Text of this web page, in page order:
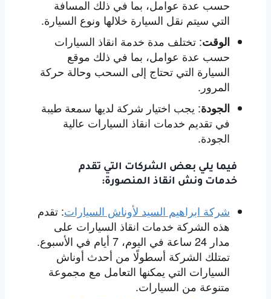
حسب عدة عوامل، بما في ذلك المسافة
التي سيتم نقل السيارة خلالها ونوع السيارة.
الوقت: تختلف مدة خدمة انقاذ السيارات
حسب عدة عوامل، بما في ذلك موقع
السيارة التي تحتاج إلى السحب وحالة حركة
المرور.
الجودة: يجب اختيار شركة لديها سمعة طيبة
في تقديم خدمات انقاذ السيارات عالية
الجودة.
فيما يلي بعض الشركات التي تقدم
خدمات ونش انقاذ المنصورة:
شركة ابراهيم السيد لأوناش السيارات: تقدم
هذه الشركة خدمات انقاذ السيارات على
مدار 24 ساعة في اليوم، 7 أيام في الأسبوع.
تمتلك الشركة أسطولًا من أحدث أوناش
السيارات التي يمكنها التعامل مع مجموعة
متنوعة من السيارات.